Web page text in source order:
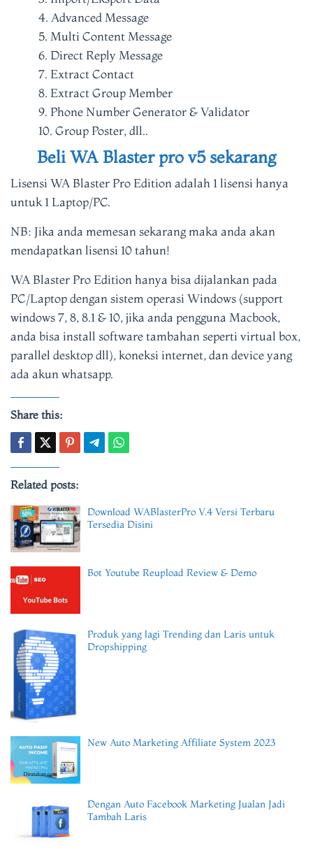
4. Advanced Message
5. Multi Content Message
6. Direct Reply Message
7. Extract Contact
8. Extract Group Member
9. Phone Number Generator & Validator
10. Group Poster, dll..
Beli WA Blaster pro v5 sekarang
Lisensi WA Blaster Pro Edition adalah 1 lisensi hanya
untuk 1 Laptop/PC.
NB: Jika anda memesan sekarang maka anda akan
mendapatkan lisensi 10 tahun!
WA Blaster Pro Edition hanya bisa dijalankan pada
PC/Laptop dengan sistem operasi Windows (support
windows 7, 8, 8.1 & 10, jika anda pengguna Macbook,
anda bisa install software tambahan seperti virtual box,
parallel desktop dll), koneksi internet, dan device yang
ada akun whatsapp.
Share this:
Related posts:
Download WABlasterPro V.4 Versi Terbaru
Tersedia Disini
Bot Youtube Reupload Review & Demo
Produk yang lagi Trending dan Laris untuk
Dropshipping
New Auto Marketing Affiliate System 2023
Dengan Auto Facebook Marketing Jualan Jadi
Tambah Laris